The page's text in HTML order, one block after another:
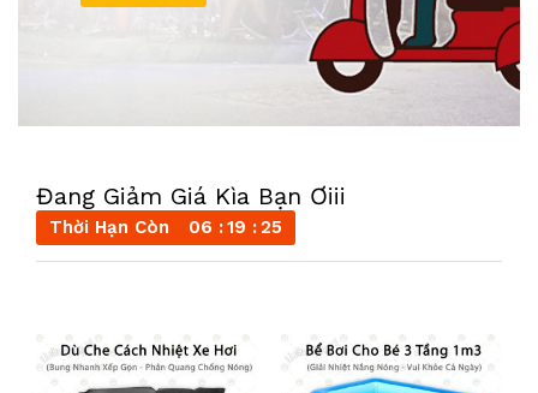
Đang Giảm Giá Kìa Bạn Ơiii
Thời Hạn Còn 06 19 23